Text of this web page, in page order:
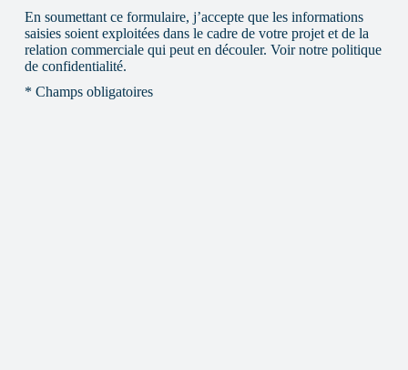
a
i
s
s
En soumettant ce formulaire, j’accepte que les informations
saisies soient exploitées dans le cadre de votre projet et de la
relation commerciale qui peut en découler. Voir notre politique
de confidentialité.
* Champs obligatoires